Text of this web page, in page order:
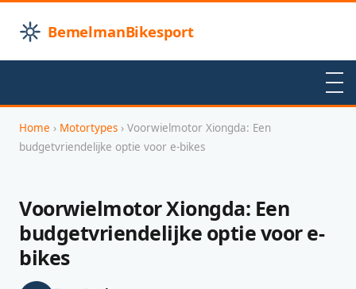
BemelmanBikesport
Home › Motortypes › Voorwielmotor Xiongda: Een
budgetvriendelijke optie voor e-bikes
Voorwielmotor Xiongda: Een
budgetvriendelijke optie voor e-
bikes